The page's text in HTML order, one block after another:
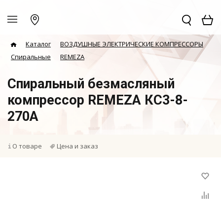
Каталог
ВОЗДУШНЫЕ ЭЛЕКТРИЧЕСКИЕ КОМПРЕССОРЫ
Спиральные
REMEZA
Спиральный безмасляный
компрессор REMEZA КС3-8-
270А
О товаре Цена и заказ